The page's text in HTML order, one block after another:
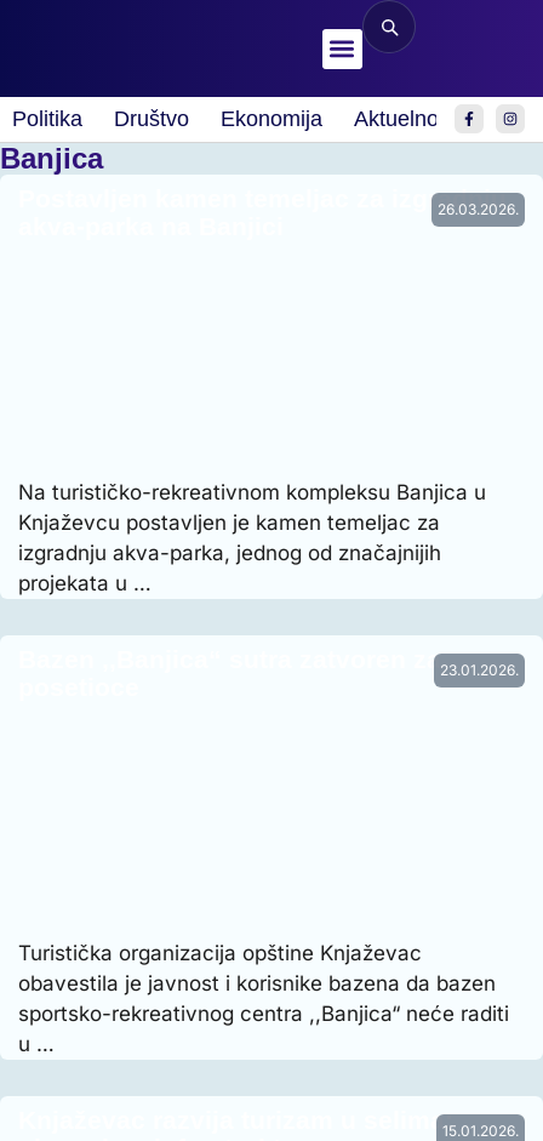
Politika Društvo Ekonomija Aktuelnosti Sport
Banjica
26.03.2026.
Postavljen kamen temeljac za izgradnju
Na turističko-rekreativnom kompleksu Banjica u
Knjaževcu postavljen je kamen temeljac za
izgradnju akva-parka, jednog od značajnijih
projekata u …
23.01.2026.
Bazen ,,Banjica“ sutra zatvoren za
Turistička organizacija opštine Knjaževac
obavestila je javnost i korisnike bazena da bazen
sportsko-rekreativnog centra ,,Banjica“ neće raditi
u …
15.01.2026.
Knjaževac razvija turizam u selima: